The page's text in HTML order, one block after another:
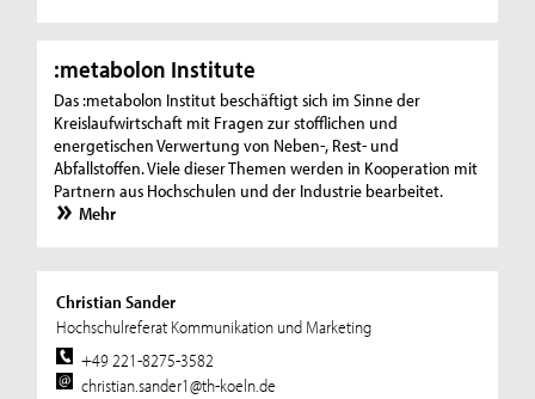
:metabolon Institute
Das :metabolon Institut beschäftigt sich im Sinne der
Kreislaufwirtschaft mit Fragen zur stofflichen und
energetischen Verwertung von Neben-, Rest- und
Abfallstoffen. Viele dieser Themen werden in Kooperation mit
Partnern aus Hochschulen und der Industrie bearbeitet.
Mehr
Christian Sander
Hochschulreferat Kommunikation und Marketing
+49 221-8275-3582
christian.sander1@th-koeln.de